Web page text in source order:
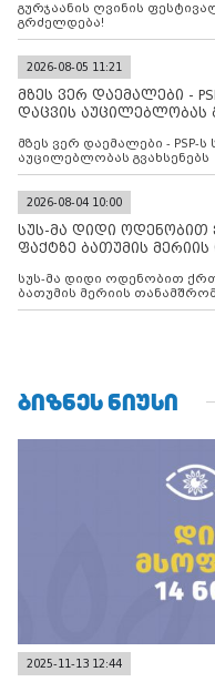
გურჯაანის ღვინის
გრძელდება!
2026-08-05 11:21
მზეს ვერ დაემალები -
დაცვის აუცილებლობას
მზეს ვერ დაემალები - PSP-
აუცილებლობას გვახსენებს
2026-08-04 10:00
სუს-მა დიდი ოდენობით
ფაქტზე ბათუმის
სუს-მა დიდი ოდენობით ქრთამის მოთხოვნისა და აღების ფაქტზე
ბათუმის მერიის
ᲑᲘᲖᲜᲔᲡ ᲜᲘᲣᲡᲘ
2025-11-13 12:44